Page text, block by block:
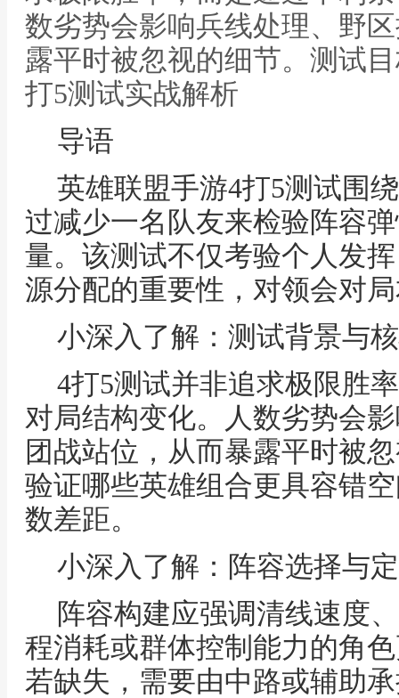
数劣势会影响兵线处理、野
露平时被忽视的细节。测试
打5测试实战解析
导语
英雄联盟手游4打5测试围
过减少一名队友来检验阵容
量。该测试不仅考验个人发
源分配的重要性，对领会对
小深入了解：测试背景与
4打5测试并非追求极限胜
对局结构变化。人数劣势会
团战站位，从而暴露平时被
验证哪些英雄组合更具容错
数差距。
小深入了解：阵容选择与
阵容构建应强调清线速度
程消耗或群体控制能力的角
若缺失，需要由中路或辅助